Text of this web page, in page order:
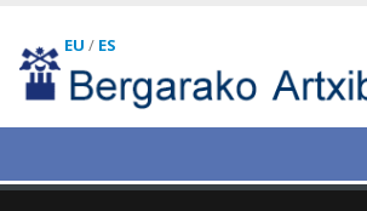
EU / ES